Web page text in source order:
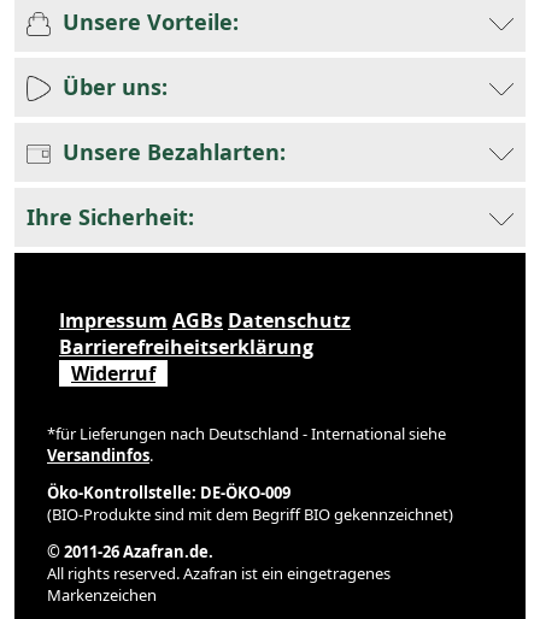
Unsere Vorteile:
Über uns:
Unsere Bezahlarten:
Ihre Sicherheit:
Impressum AGBs Datenschutz
Barrierefreiheitserklärung
Widerruf
*für Lieferungen nach Deutschland - International siehe
Versandinfos.
Öko-Kontrollstelle: DE-ÖKO-009
(BIO-Produkte sind mit dem Begriff BIO gekennzeichnet)
© 2011-26 Azafran.de.
All rights reserved. Azafran ist ein eingetragenes
Markenzeichen